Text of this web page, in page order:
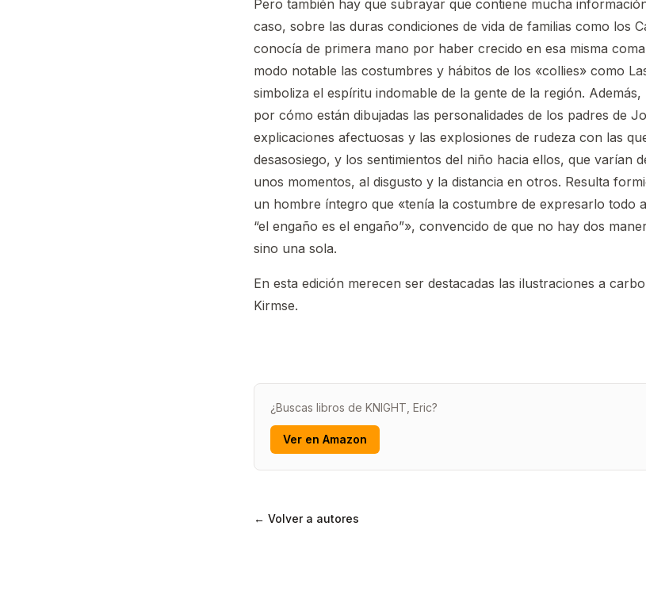
Pero también hay que subrayar que contiene mucha
caso, sobre las duras condiciones de vida de familias como los
conocía de primera mano por haber crecido en esa misma
modo notable las costumbres y hábitos de los «collies» como
simboliza el espíritu indomable de la gente de la región.
por cómo están dibujadas las personalidades de los padres de
explicaciones afectuosas y las explosiones de rudeza con las
desasosiego, y los sentimientos del niño hacia ellos, que varían
unos momentos, al disgusto y la distancia en otros. Resulta
un hombre íntegro que «tenía la costumbre de expresarlo todo
“el engaño es el engaño”», convencido de que no hay dos
sino una sola.
En esta edición merecen ser destacadas las ilustraciones a
Kirmse.
¿Buscas libros de KNIGHT, Eric?
Ver en Amazon
← Volver a autores